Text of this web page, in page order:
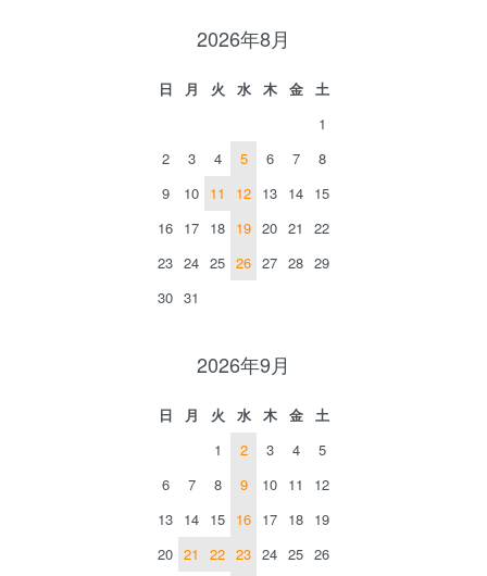
2026年8月
日 月 火 水 木 金
土
1
2
3 4 5 6 7
8
9
10 11 12 13 14 15
16 17 18 19 20 21
22
23 24 25 26 27 28 29
30 31
2026年9月
日 月 火 水 木 金
土
1
2 3 4
5
6
7 8 9 10 11
12
13 14 15 16 17 18 19
20 21 22 23 24 25 26